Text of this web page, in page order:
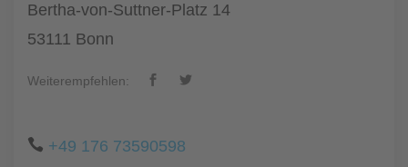
Bertha-von-Suttner-Platz 14
53111 Bonn
Weiterempfehlen:
+49 176 73590598